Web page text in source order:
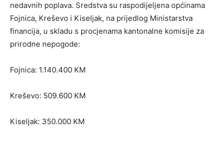
nedavnih poplava. Sredstva su raspodijeljena općinama
Fojnica, Kreševo i Kiseljak, na prijedlog Ministarstva
financija, u skladu s procjenama kantonalne komisije za
prirodne nepogode:
Fojnica: 1.140.400 KM
Kreševo: 509.600 KM
Kiseljak: 350.000 KM